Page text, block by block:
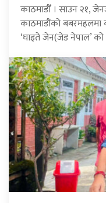
काठमाडौँ । साउन २१,
काठमाडौंको बबरमहलमा
‘घाइते जेन(जेड नेपाल’ को